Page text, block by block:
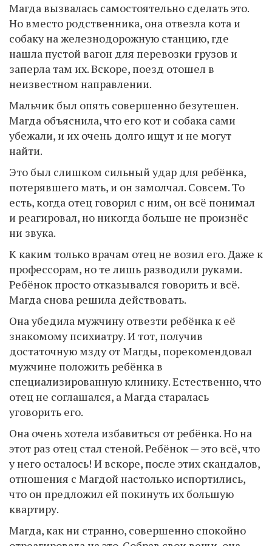
Магда вызвалась самостоятельно сделать это.
Но вместо родственника, она отвезла кота и
собаку на железнодорожную станцию, где
нашла пустой вагон для перевозки грузов и
заперла там их. Вскоре, поезд отошел в
неизвестном направлении.
Мальчик был опять совершенно безутешен.
Магда объяснила, что его кот и собака сами
убежали, и их очень долго ищут и не могут
найти.
Это был слишком сильный удар для ребёнка,
потерявшего мать, и он замолчал. Совсем. То
есть, когда отец говорил с ним, он всё понимал
и реагировал, но никогда больше не произнёс
ни звука.
К каким только врачам отец не возил его. Даже к
профессорам, но те лишь разводили руками.
Ребёнок просто отказывался говорить и всё.
Магда снова решила действовать.
Она убедила мужчину отвезти ребёнка к её
знакомому психиатру. И тот, получив
достаточную мзду от Магды, порекомендовал
мужчине положить ребёнка в
специализированную клинику. Естественно, что
отец не соглашался, а Магда старалась
уговорить его.
Она очень хотела избавиться от ребёнка. Но на
этот раз отец стал стеной. Ребёнок — это всё, что
у него осталось! И вскоре, после этих скандалов,
отношения с Магдой настолько испортились,
что он предложил ей покинуть их большую
квартиру.
Магда, как ни странно, совершенно спокойно